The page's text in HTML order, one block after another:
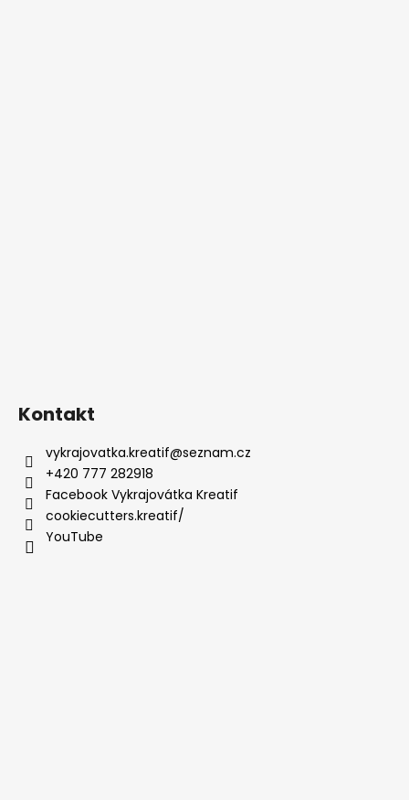
Kontakt
vykrajovatka.kreatif@seznam.cz
+420 777 282918
Facebook Vykrajovátka Kreatif
cookiecutters.kreatif/
YouTube